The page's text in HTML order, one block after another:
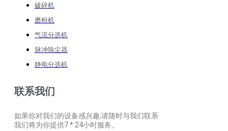
破碎机
磨粉机
气流分选机
脉冲除尘器
静电分选机
联系我们
如果你对我们的设备感兴趣,请随时与我们联系
我们将为你提供7 * 24小时服务。